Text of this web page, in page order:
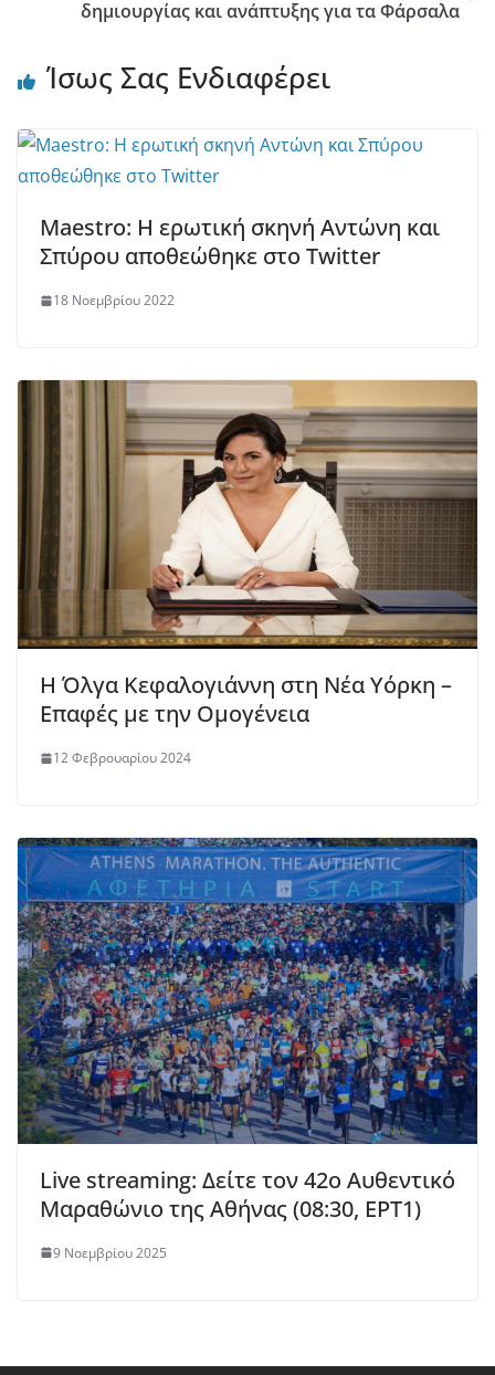
δημιουργίας και ανάπτυξης για τα Φάρσαλα
Ίσως Σας Ενδιαφέρει
Maestro: Η ερωτική σκηνή Αντώνη και
Σπύρου αποθεώθηκε στο Twitter
18 Νοεμβρίου 2022
Η Όλγα Κεφαλογιάννη στη Νέα Υόρκη –
Επαφές με την Ομογένεια
12 Φεβρουαρίου 2024
Live streaming: Δείτε τον 42ο Αυθεντικό
Μαραθώνιο της Αθήνας (08:30, ΕΡΤ1)
9 Νοεμβρίου 2025